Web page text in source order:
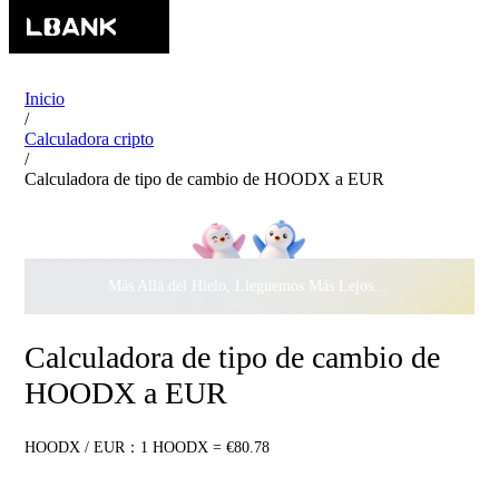
Inicio
/
Calculadora cripto
/
Calculadora de tipo de cambio de HOODX a EUR
Más Allá del Hielo, Lleguemos Más Lejos Juntos ·
Calculadora de tipo de cambio de
HOODX a EUR
HOODX / EUR：1 HOODX = €80.78